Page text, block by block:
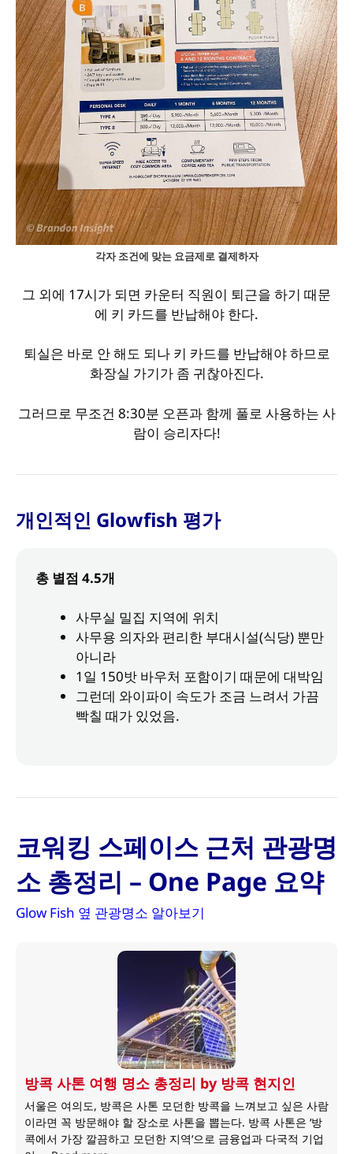
각자 조건에 맞는 요금제로 결제하자
그 외에 17시가 되면 카운터 직원이 퇴근을 하기 때문
에 키 카드를 반납해야 한다.
퇴실은 바로 안 해도 되나 키 카드를 반납해야 하므로
화장실 가기가 좀 귀찮아진다.
그러므로 무조건 8:30분 오픈과 함께 풀로 사용하는 사
람이 승리자다!
개인적인 Glowfish 평가
총 별점 4.5개
사무실 밀집 지역에 위치
사무용 의자와 편리한 부대시설(식당) 뿐만
아니라
1일 150밧 바우처 포함이기 때문에 대박임
그런데 와이파이 속도가 조금 느려서 가끔
빡칠 때가 있었음.
코워킹 스페이스 근처 관광명
소 총정리 – One Page 요약
Glow Fish 옆 관광명소 알아보기
방콕 사톤 여행 명소 총정리 by 방콕 현지인
서울은 여의도, 방콕은 사톤 모던한 방콕을 느껴보고 싶은 사람
이라면 꼭 방문해야 할 장소로 사톤을 뽑는다. 방콕 사톤은 ‘방
콕에서 가장 깔끔하고 모던한 지역‘으로 금융업과 다국적 기업